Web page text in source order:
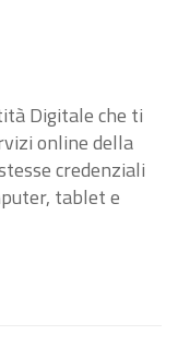
Digitale che ti
online della
credenziali
tablet e